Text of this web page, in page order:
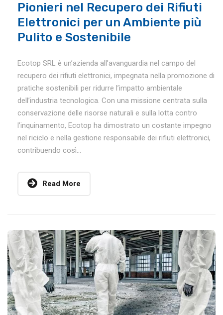
Pionieri nel Recupero dei Rifiuti
Elettronici per un Ambiente più
Pulito e Sostenibile
Ecotop SRL è un’azienda all’avanguardia nel campo del
recupero dei rifiuti elettronici, impegnata nella promozione di
pratiche sostenibili per ridurre l’impatto ambientale
dell’industria tecnologica. Con una missione centrata sulla
conservazione delle risorse naturali e sulla lotta contro
l’inquinamento, Ecotop ha dimostrato un costante impegno
nel riciclo e nella gestione responsabile dei rifiuti elettronici,
contribuendo così...
Read More